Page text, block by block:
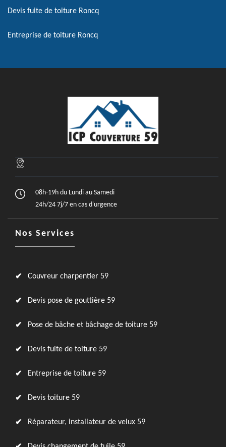
Devis fuite de toiture Roncq
Entreprise de toiture Roncq
08h-19h du Lundi au Samedi
24h/24 7j/7 en cas d'urgence
Nos Services
Couvreur charpentier 59
Devis pose de gouttière 59
Pose de bâche et bâchage de toiture 59
Devis fuite de toiture 59
Entreprise de toiture 59
Devis toiture 59
Réparateur, installateur de velux 59